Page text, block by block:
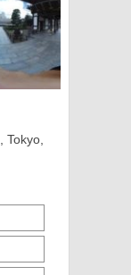
Tokyo,